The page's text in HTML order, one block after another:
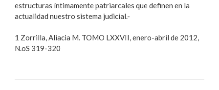
estructuras íntimamente patriarcales que definen en la
actualidad nuestro sistema judicial.-
1 Zorrilla, Aliacia M. TOMO LXXVII, enero-abril de 2012,
N.oS 319-320